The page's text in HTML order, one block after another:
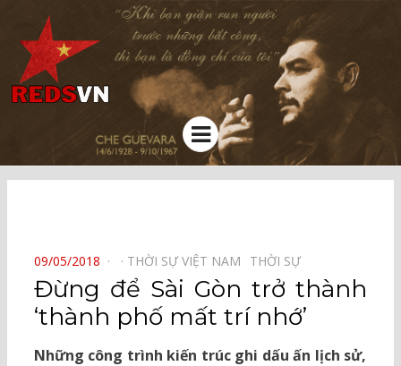
Kênh chia sẻ tri thức cộng đồng
Menu
POSTED
ON
09/05/2018 THỜI SỰ VIỆT NAM⠀ THỜI SỰ⠀
Đừng để Sài Gòn trở thành
‘thành phố mất trí nhớ’
Những công trình kiến trúc ghi dấu ấn lịch sử,